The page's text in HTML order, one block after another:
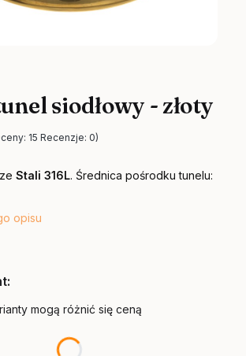
siodłowy - złoty
15 Recenzje: 0)
Stali 316L. Średnica pośrodku tunelu:
opisu
mogą różnić się ceną